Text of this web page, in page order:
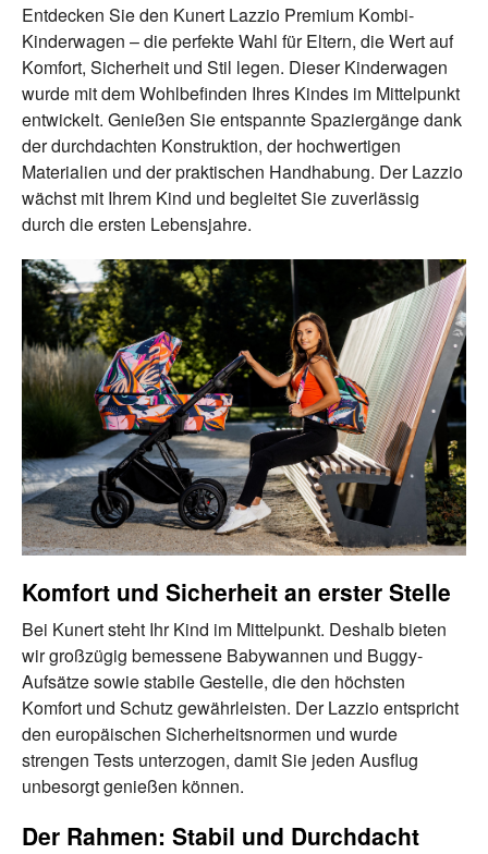
Entdecken Sie den Kunert Lazzio Premium Kombi-
Kinderwagen – die perfekte Wahl für Eltern, die Wert auf
Komfort, Sicherheit und Stil legen. Dieser Kinderwagen
wurde mit dem Wohlbefinden Ihres Kindes im Mittelpunkt
entwickelt. Genießen Sie entspannte Spaziergänge dank
der durchdachten Konstruktion, der hochwertigen
Materialien und der praktischen Handhabung. Der Lazzio
wächst mit Ihrem Kind und begleitet Sie zuverlässig
durch die ersten Lebensjahre.
Komfort und Sicherheit an erster Stelle
Bei Kunert steht Ihr Kind im Mittelpunkt. Deshalb bieten
wir großzügig bemessene Babywannen und Buggy-
Aufsätze sowie stabile Gestelle, die den höchsten
Komfort und Schutz gewährleisten. Der Lazzio entspricht
den europäischen Sicherheitsnormen und wurde
strengen Tests unterzogen, damit Sie jeden Ausflug
unbesorgt genießen können.
Der Rahmen: Stabil und Durchdacht